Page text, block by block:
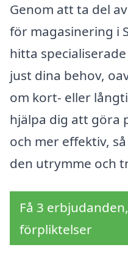
Genom att ta del
för magasinering i
hitta
just dina behov,
om kort- eller
hjälpa dig att göra
och mer effektiv,
den utrymme och
Få 3
förpliktelser